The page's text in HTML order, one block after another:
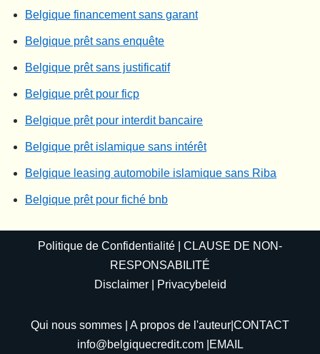
Belgique financement sans garant
Belgique prêt sans enquête
Belgique prêt sans justificatif
Belgique prêt pour ficp
Belgique prêt pour interdit bancaire
Belgique prêt islamique sans intérêt
Belgique leasing automobile islamique sans Riba
Belgique prêt pour fiché bnb
Politique de Confidentialité
CLAUSE DE NON-
RESPONSABILITÉ
Disclaimer| Privacybeleid
Qui nous sommes A propos de l'auteur |CONTACT
info@belgiquecredit.com|EMAIL